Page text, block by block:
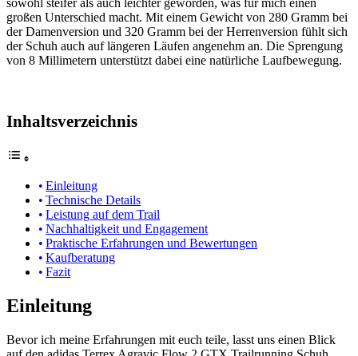
großen Unterschied macht. Mit einem Gewicht von 280 Gramm bei
der Damenversion und 320 Gramm bei der Herrenversion fühlt sich
der Schuh auch auf längeren Läufen angenehm an. Die Sprengung
von 8 Millimetern unterstützt dabei eine natürliche Laufbewegung.
Inhaltsverzeichnis
Einleitung
Technische Details
Leistung auf dem Trail
Nachhaltigkeit und Engagement
Praktische Erfahrungen und Bewertungen
Kaufberatung
Fazit
Einleitung
Bevor ich meine Erfahrungen mit euch teile, lasst uns einen Blick